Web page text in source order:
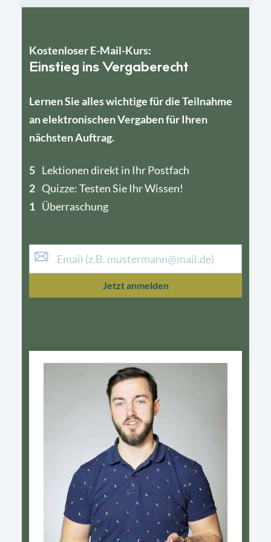
Kostenloser E-Mail-Kurs:
Einstieg ins Vergaberecht
Lernen Sie alles wichtige für die Teilnahme
an elektronischen Vergaben für Ihren
nächsten Auftrag.
5 Lektionen direkt in Ihr Postfach
2 Quizze: Testen Sie Ihr Wissen!
1 Überraschung
4
1
Jetzt anmelden